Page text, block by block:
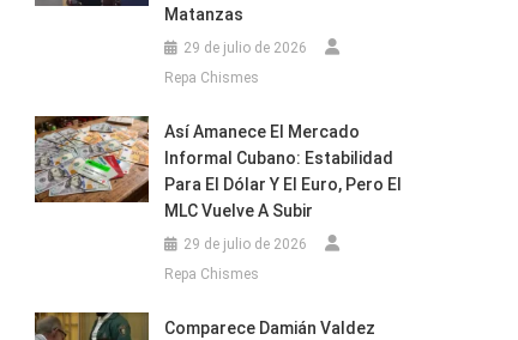
Matanzas
29 de julio de 2026
Repa Chismes
Así Amanece El Mercado
Informal Cubano: Estabilidad
Para El Dólar Y El Euro, Pero El
MLC Vuelve A Subir
29 de julio de 2026
Repa Chismes
Comparece Damián Valdez